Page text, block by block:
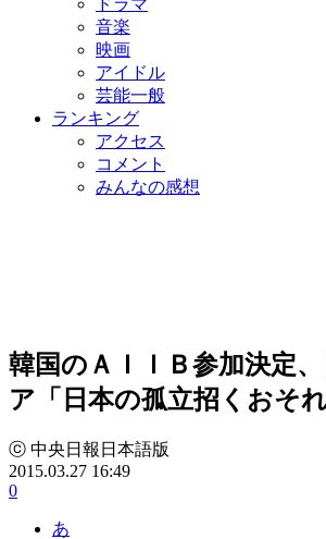
音楽
映画
アイドル
芸能一般
ランキング
アクセス
コメント
みんなの感想
韓国のＡＩＩＢ参加決定
ア「日本の孤立招くおそれ
ⓒ 中央日報日本語版
2015.03.27 16:49
0
あ